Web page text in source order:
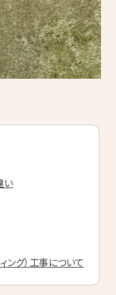
い
ング）工事について